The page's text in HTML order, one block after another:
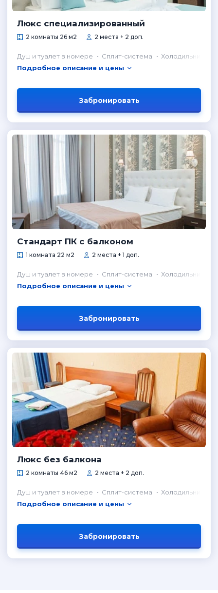
Люкс специализированный
2 комнаты 26 м2 2 места + 2 доп.
Душ и туалет в номере Сплит-система
Холодильник в
Подробное описание и цены
Забронировать
Стандарт ПК с балконом
1 комната 22 м2 2 места + 1 доп.
Душ и туалет в номере Сплит-система
Холодильник в
Подробное описание и цены
Забронировать
Люкс без балкона
2 комнаты 46 м2 2 места + 2 доп.
Душ и туалет в номере Сплит-система
Холодильник в
Подробное описание и цены
Забронировать